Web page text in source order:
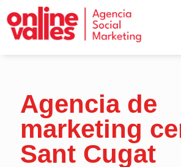
Agencia de
marketing
Sant Cugat